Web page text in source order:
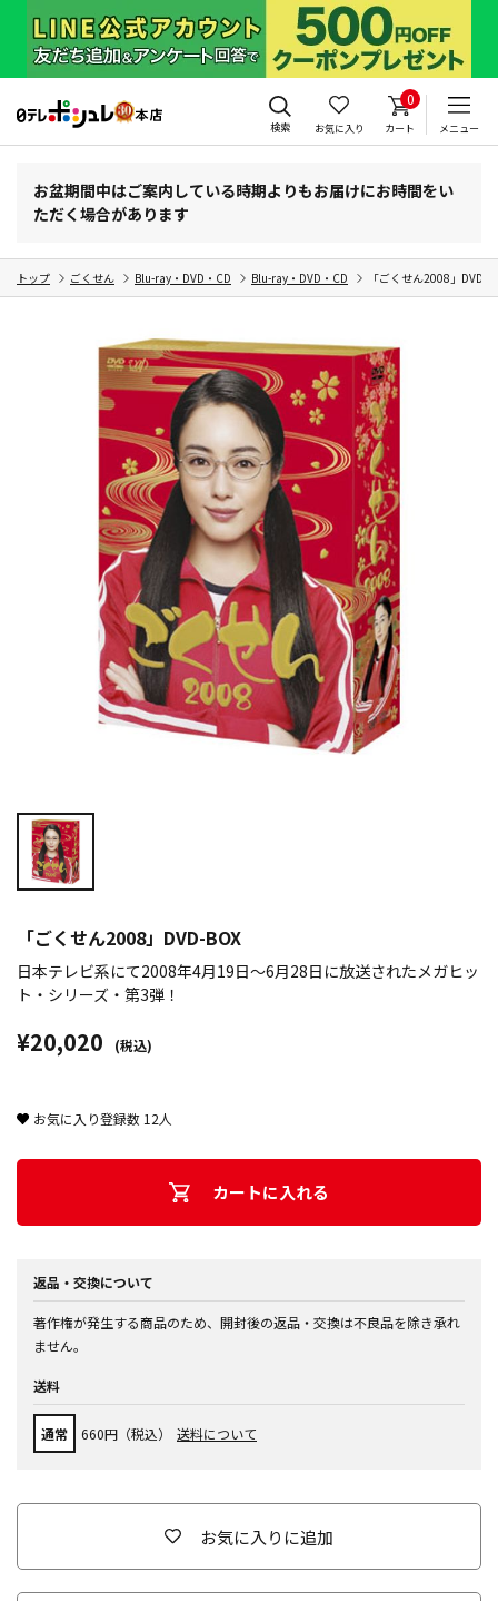
検索 お気に入り
0
カート メニュー
お盆期間中はご案内している時期よりもお届けにお時間をい
ただく場合があります
トップ ごくせん Blu-ray・DVD・CD Blu-ray・DVD・CD 「ごくせん2008」DVD-
「ごくせん2008」DVD-BOX
日本テレビ系にて2008年4月19日～6月28日に放送されたメガヒッ
ト・シリーズ・第3弾！
¥20,020 (税込)
お気に入り登録数 12人
カートに入れる
返品・交換について
著作権が発生する商品のため、開封後の返品・交換は不良品を除き承れ
ません。
送料
通常 660円（税込） 送料について
お気に入りに追加